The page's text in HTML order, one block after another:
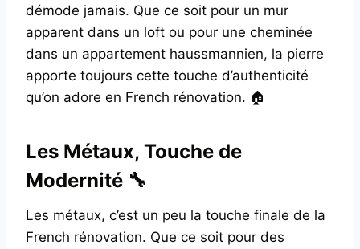
démode jamais. Que ce soit pour un mur
apparent dans un loft ou pour une cheminée
dans un appartement haussmannien, la pierre
apporte toujours cette touche d’authenticité
qu’on adore en French rénovation. 🏠
Les Métaux, Touche de
Modernité 🔧
Les métaux, c’est un peu la touche finale de la
French rénovation. Que ce soit pour des